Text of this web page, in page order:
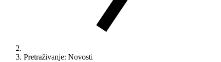
Pretraživanje: Novosti